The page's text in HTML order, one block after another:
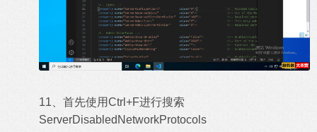
11、首先使用Ctrl+F进行搜索
ServerDisabledNetworkProtocols